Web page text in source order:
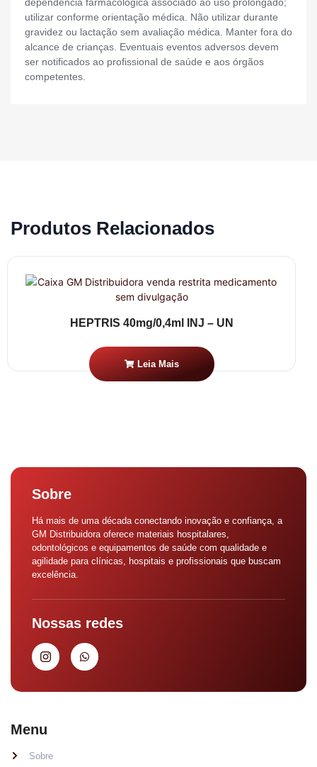
dependência farmacológica associado ao uso prolongado;
utilizar conforme orientação médica. Não utilizar durante
gravidez ou lactação sem avaliação médica. Manter fora do
alcance de crianças. Eventuais eventos adversos devem
ser notificados ao profissional de saúde e aos órgãos
competentes.
Produtos Relacionados
HEPTRIS 40mg/0,4ml INJ – UN
Leia Mais
Sobre
Há mais de uma década conectando inovação e confiança, a
GM Distribuidora oferece materiais hospitalares,
odontológicos e equipamentos de saúde com qualidade e
agilidade para clínicas, hospitais e profissionais que buscam
excelência.
Nossas redes
Menu
Sobre